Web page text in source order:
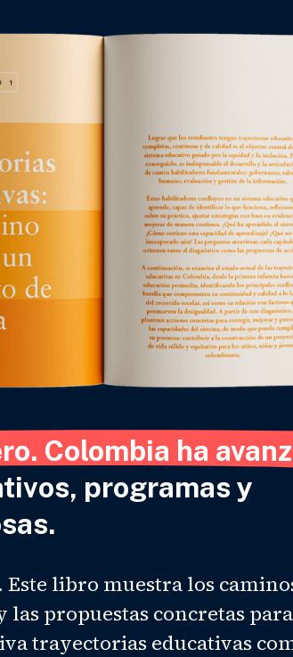
Colombia ha
programas y
Este libro muestra los
las propuestas concretas
trayectorias educativas